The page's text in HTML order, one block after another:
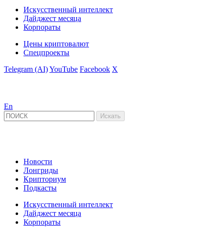
Искусственный интеллект
Дайджест месяца
Корпораты
Цены криптовалют
Спецпроекты
Telegram (AI)YouTube Facebook X
En
Новости
Лонгриды
Крипториум
Подкасты
Искусственный интеллект
Дайджест месяца
Корпораты